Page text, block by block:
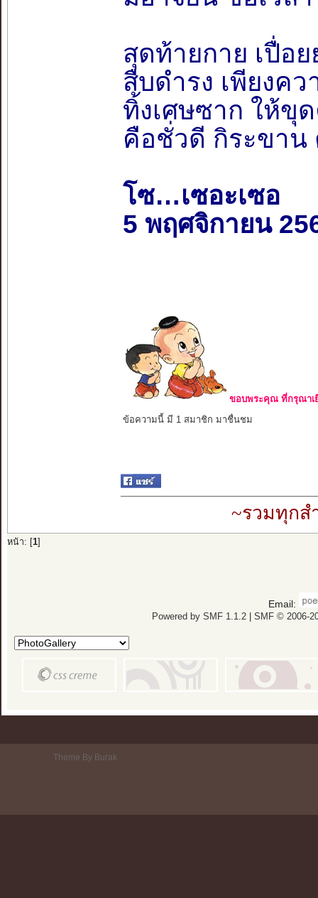
สุดท้ายกาย เปื่อย
สืบดำรง เพียงค
ทิ้งเศษซาก ให้ขุ
คือชั่วดี กิระขาน
โซ…เซอะเซอ
5 พฤศจิกายน
ขอบพระคุณ ที่กรุณาเ
ข้อความนี้ มี 1 สมาชิก มาชื่นชม
~รวมทุกส
หน้า: [ 1]
Email:
Powered by SMF 1.1.2| SMF © 2006-
Theme By Burak